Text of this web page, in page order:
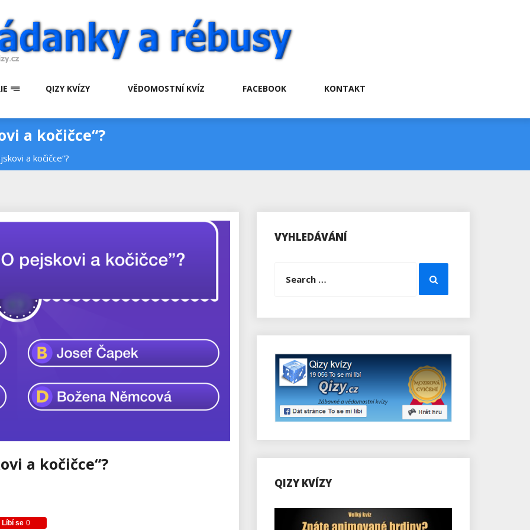
QIZY KVÍZY VĚDOMOSTNÍ KVÍZ FACEBOOK KONTAKT
a kočičce“?
a kočičce“?
a kočičce“?
VYHLEDÁVÁNÍ
for:
Search
QIZY KVÍZY